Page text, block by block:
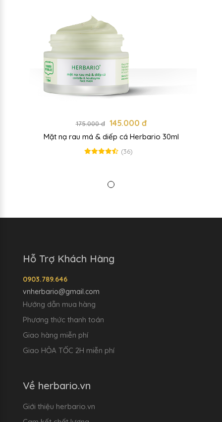
175.000 đ 145.000 đ
Mặt nạ rau má & diếp cá Herbario 30ml
(36)
Hỗ Trợ Khách Hàng
0903.789.646
vnherbario@gmail.com
Hướng dẫn mua hàng
Phương thức thanh toán
Giao hàng miễn phí
Giao HỎA TỐC 2H miễn phí
Về herbario.vn
Giới thiệu herbario.vn